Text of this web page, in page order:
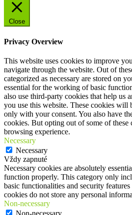
Close
Privacy Overview
This website uses cookies to improve
navigate through the website. Out of
categorized as necessary are stored on
essential for the working of basic
also use third-party cookies that help us
you use this website. These cookies will
only with your consent. You also have
cookies. But opting out of some of these
browsing experience.
Necessary
Necessary
Vždy zapnuté
Necessary cookies are absolutely
function properly. This category only
basic functionalities and security
cookies do not store any personal
Non-necessary
Non-necessary